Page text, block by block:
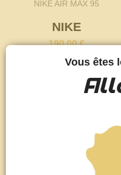
NIKE AIR MAX 95
NIKE
190,00 €
favorite_border
Vous êtes